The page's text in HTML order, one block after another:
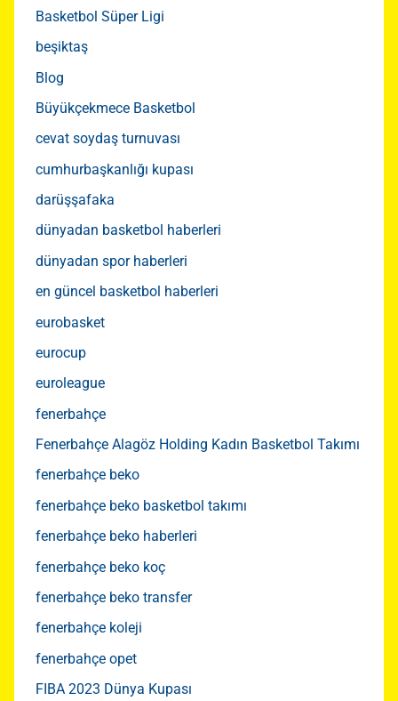
Basketbol Süper Ligi
beşiktaş
Blog
Büyükçekmece Basketbol
cevat soydaş turnuvası
cumhurbaşkanlığı kupası
darüşşafaka
dünyadan basketbol haberleri
dünyadan spor haberleri
en güncel basketbol haberleri
eurobasket
eurocup
euroleague
fenerbahçe
Fenerbahçe Alagöz Holding Kadın Basketbol Takımı
fenerbahçe beko
fenerbahçe beko basketbol takımı
fenerbahçe beko haberleri
fenerbahçe beko koç
fenerbahçe beko transfer
fenerbahçe koleji
fenerbahçe opet
FIBA 2023 Dünya Kupası